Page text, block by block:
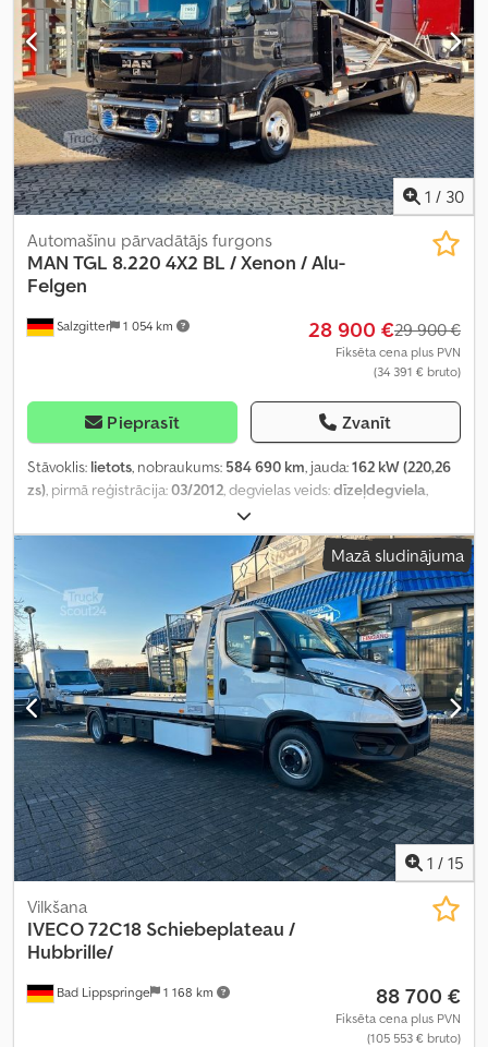
1 / 30
Salzgitter 1 054 km
Automašīnu pārvadātājs furgons
MAN TGL 8.220 4X2 BL / Xenon / Alu-
Felgen
28 900 €29 900 €
Fiksēta cena plus PVN
(34 391 € bruto)
Pieprasīt Zvanīt
Stāvoklis: lietots, nobraukums: 584 690 km, jauda:162 kW (220,26
zs), pirmā reģistrācija:03/2012, degvielas veids:dīzeļdegviela,
melns
automātisks, emisijas klase:Euro 5, sēdvietu skaits:2, Aprīkojums:
gaisa kondicionēšana, stāvvietas sildītājs, Mazā sludinājuma
1 / 15
Bad Lippspringe 1 168 km
Vilkšana
IVECO72C18 Schiebeplateau /
Hubbrille/
88 700 €
Fiksēta cena plus PVN
(105 553 € bruto)